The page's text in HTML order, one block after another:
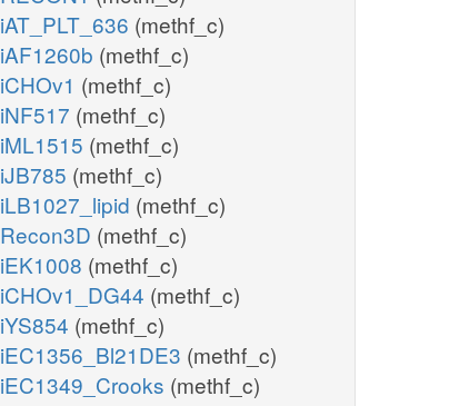
iAT_PLT_636 (methf_c)
iAF1260b (methf_c)
iCHOv1 (methf_c)
iNF517 (methf_c)
iML1515 (methf_c)
iJB785 (methf_c)
iLB1027_lipid (methf_c)
Recon3D (methf_c)
iEK1008 (methf_c)
iCHOv1_DG44 (methf_c)
iYS854 (methf_c)
iEC1356_Bl21DE3 (methf_c)
iEC1349_Crooks (methf_c)